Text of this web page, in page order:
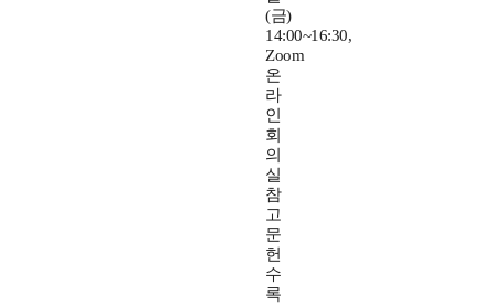
(금)
14:00~16:30,
Zoom
온
라
인
회
의
실
참
고
문
헌
수
록